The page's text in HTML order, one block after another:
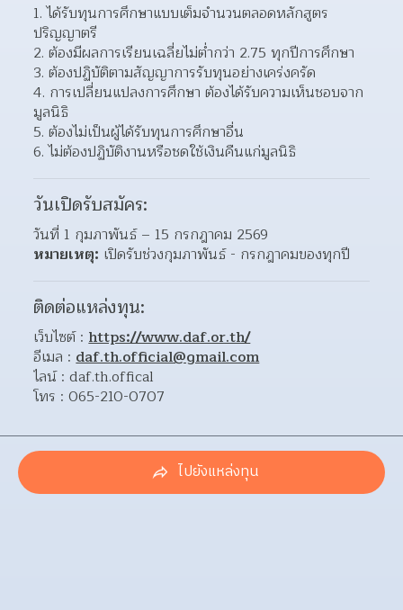
1. ได้รับทุนการศึกษาแบบเต็มจำนวนตลอดหลักสูตร
ปริญญาตรี
2. ต้องมีผลการเรียนเฉลี่ยไม่ต่ำกว่า 2.75 ทุกปีการศึกษา
3. ต้องปฏิบัติตามสัญญาการรับทุนอย่างเคร่งครัด
4. การเปลี่ยนแปลงการศึกษา ต้องได้รับความเห็นชอบจาก
มูลนิธิ
5. ต้องไม่เป็นผู้ได้รับทุนการศึกษาอื่น
6. ไม่ต้องปฏิบัติงานหรือชดใช้เงินคืนแก่มูลนิธิ
วันเปิดรับสมัคร:
วันที่ 1 กุมภาพันธ์ – 15 กรกฎาคม 2569
หมายเหตุ: เปิดรับช่วงกุมภาพันธ์ - กรกฎาคมของทุกปี
ติดต่อแหล่งทุน:
เว็บไซต์ : https://www.daf.or.th/
อีเมล : daf.th.official@gmail.com
ไลน์ : daf.th.offical
โทร : 065-210-0707
ไปยังแหล่งทุน